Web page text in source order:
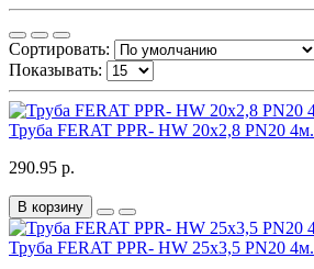
Сортировать:
Показывать:
Труба FERAT PPR- HW 20х2,8 PN20 4м.
290.95 р.
В корзину
Труба FERAT PPR- HW 25х3,5 PN20 4м.